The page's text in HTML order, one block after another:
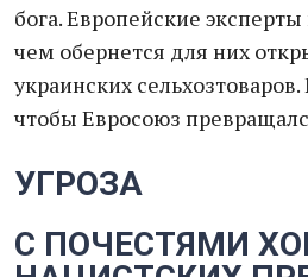
бога. Европейские
чем обернется для них
украинских
чтобы Евросоюз
УГРОЗА
С ПОЧЕСТЯМИ